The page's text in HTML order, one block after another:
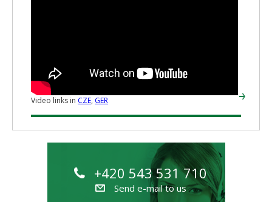
Video links in CZE, GER
+420 543 531 710
Send e-mail to us